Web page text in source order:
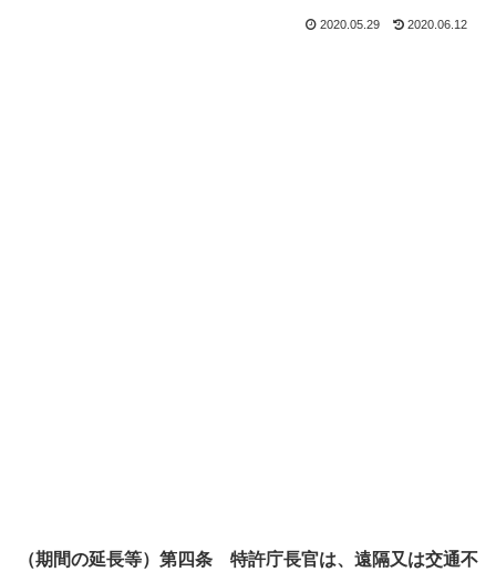
2020.05.29 2020.06.12
（期間の延長等）第四条 特許庁長官は、遠隔又は交通不